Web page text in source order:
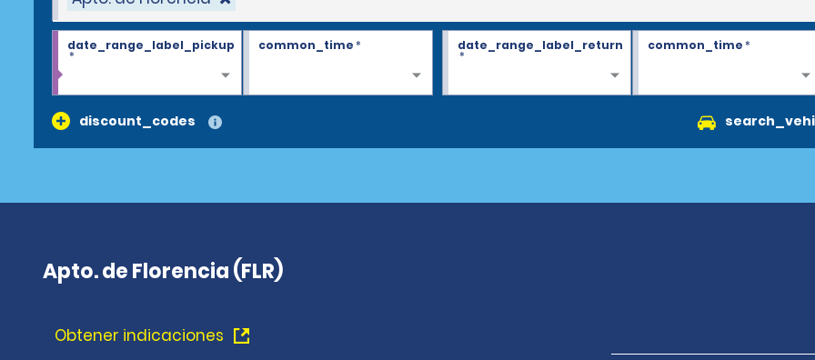
date_range_label_pickup
*
common_time* date_range_label_return
*
common_time*
discount_codes
Apto. de Florencia (FLR)
Obtener indicaciones